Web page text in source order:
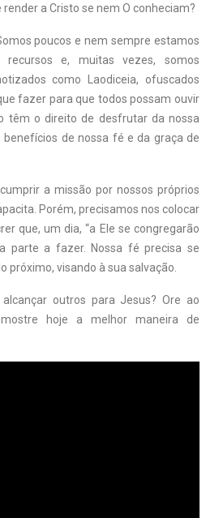
a Cristo se nem O conheciam?
poucos e nem sempre estamos
recursos e, muitas vezes, somos
como Laodiceia, ofuscados
fazer para que todos possam ouvir
têm o direito de desfrutar da nossa
de nossa fé e da graça de
a missão por nossos próprios
Porém, precisamos nos colocar
que, um dia, “a Ele se congregarão
parte a fazer. Nossa fé precisa se
visando à sua salvação.
outros para Jesus? Ore ao
hoje a melhor maneira de